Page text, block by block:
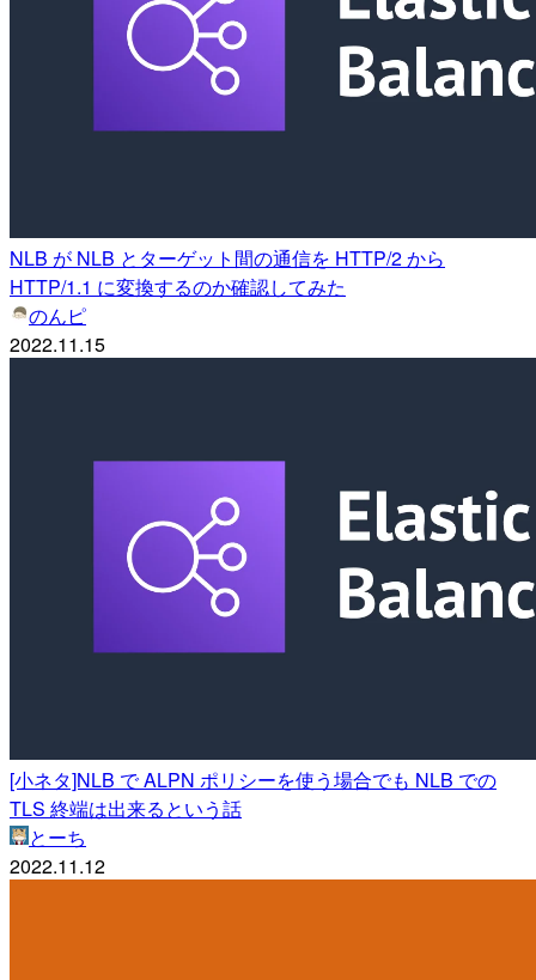
NLB が NLB とターゲット間の通信を HTTP/2 から
HTTP/1.1 に変換するのか確認してみた
のんピ
2022.11.15
[小ネタ]NLB で ALPN ポリシーを使う場合でも NLB での
TLS 終端は出来るという話
とーち
2022.11.12